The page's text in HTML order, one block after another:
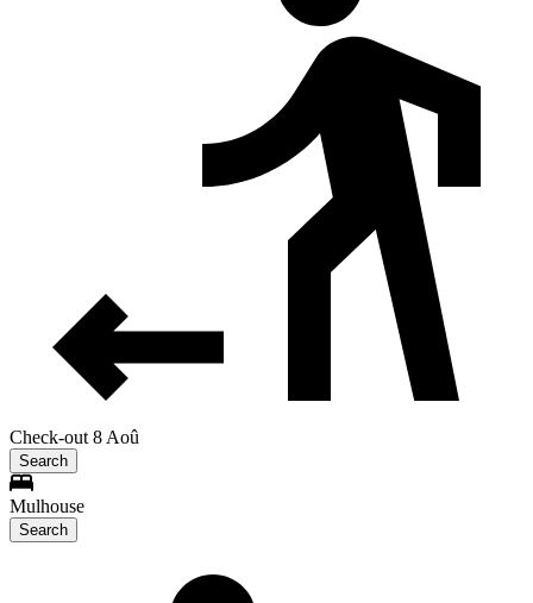
Check-out 8 Aoû
Search
Mulhouse
Search